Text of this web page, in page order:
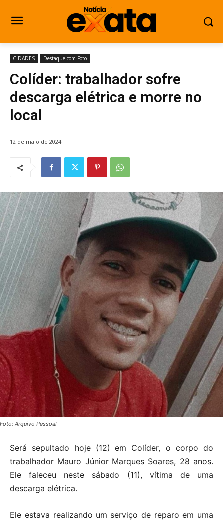
CIDADES Destaque com Foto
Colíder: trabalhador sofre
descarga elétrica e morre no
local
12 de maio de 2024
Foto: Arquivo Pessoal
Será sepultado hoje (12) em Colíder, o corpo do
trabalhador Mauro Júnior Marques Soares, 28 anos.
Ele faleceu neste sábado (11), vítima de uma
descarga elétrica.
Ele estava realizando um serviço de reparo em uma